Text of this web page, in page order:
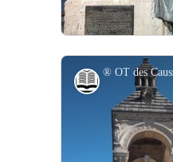
furent appelés
Aujourd'hui
Marmottes.
La statue ,qui
Histoire et